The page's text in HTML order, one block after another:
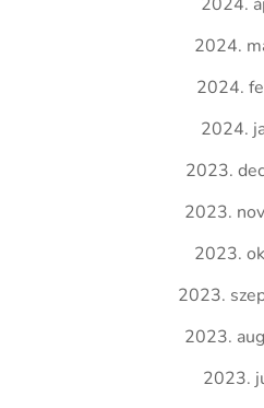
2024.
2024.
2024.
2023.
2023.
2023.
2023.
2023.
2023.